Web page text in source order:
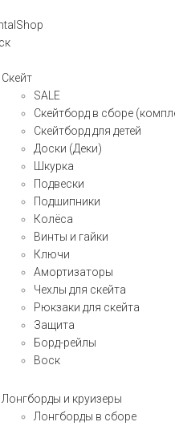
Скейт
SALE
Скейтборд в сборе
Скейтборд для детей
Доски (Деки)
Шкурка
Подвески
Подшипники
Колёса
Винты и гайки
Ключи
Амортизаторы
Чехлы для скейта
Рюкзаки для скейта
Защита
Борд-рейлы
Воск
Лонгборды и круизеры
Лонгборды в сборе